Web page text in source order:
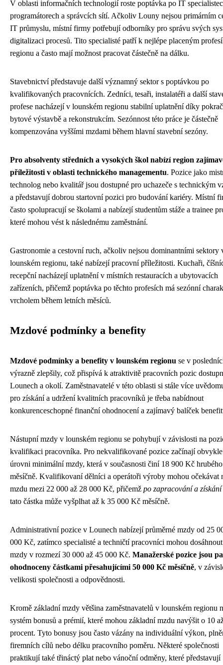
V oblasti informačních technologií roste poptávka po IT
programátorech a správcích sítí. Ačkoliv Louny nejsou primárním
IT průmyslu, místní firmy potřebují odborníky pro správu svých
digitalizaci procesů. Tito specialisté patří k nejlépe placeným
regionu a často mají možnost pracovat částečně na dálku.
Stavebnictví představuje další významný sektor s poptávkou po
kvalifikovaných pracovnících. Zedníci, tesaři, instalatéři a další
profese nacházejí v lounském regionu stabilní uplatnění díky
bytové výstavbě a rekonstrukcím. Sezónnost této práce je částečně
kompenzována vyššími mzdami během hlavní stavební sezóny.
Pro absolventy středních a vysokých škol nabízí region
příležitosti v oblasti technického managementu. Pozice jako
technolog nebo kvalitář jsou dostupné pro uchazeče s technickým
a představují dobrou startovní pozici pro budování kariéry. Místní
často spolupracují se školami a nabízejí studentům stáže a trainee
které mohou vést k následnému zaměstnání.
Gastronomie a cestovní ruch, ačkoliv nejsou dominantními sektory
lounském regionu, také nabízejí pracovní příležitosti. Kuchaři,
recepční nacházejí uplatnění v místních restauracích a ubytovacích
zařízeních, přičemž poptávka po těchto profesích má sezónní
vrcholem během letních měsíců.
Mzdové podmínky a benefity
Mzdové podmínky a benefity v lounském regionu se v
výrazně zlepšily, což přispívá k atraktivitě pracovních pozic
Lounech a okolí. Zaměstnavatelé v této oblasti si stále více
pro získání a udržení kvalitních pracovníků je třeba nabídnout
konkurenceschopné finanční ohodnocení a zajímavý balíček
Nástupní mzdy v lounském regionu se pohybují v závislosti na
kvalifikaci pracovníka. Pro nekvalifikované pozice začínají
úrovni minimální mzdy, která v současnosti činí 18 900 Kč hrubého
měsíčně. Kvalifikovaní dělníci a operátoři výroby mohou očekávat
mzdu mezi 22 000 až 28 000 Kč, přičemž po zapracování a
tato částka může vyšplhat až k 35 000 Kč měsíčně.
Administrativní pozice v Lounech nabízejí průměrné mzdy od 25
000 Kč, zatímco specialisté a techničtí pracovníci mohou
mzdy v rozmezí 30 000 až 45 000 Kč. Manažerské pozice jsou
ohodnoceny částkami přesahujícími 50 000 Kč měsíčně, v
velikosti společnosti a odpovědnosti.
Kromě základní mzdy většina zaměstnavatelů v lounském regionu
systém bonusů a prémií, které mohou základní mzdu navýšit o 10
procent. Tyto bonusy jsou často vázány na individuální výkon,
firemních cílů nebo délku pracovního poměru. Některé společnosti
praktikují také třináctý plat nebo vánoční odměny, které představují